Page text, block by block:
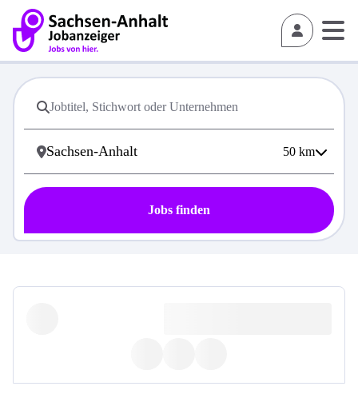
50 km
Jobs finden